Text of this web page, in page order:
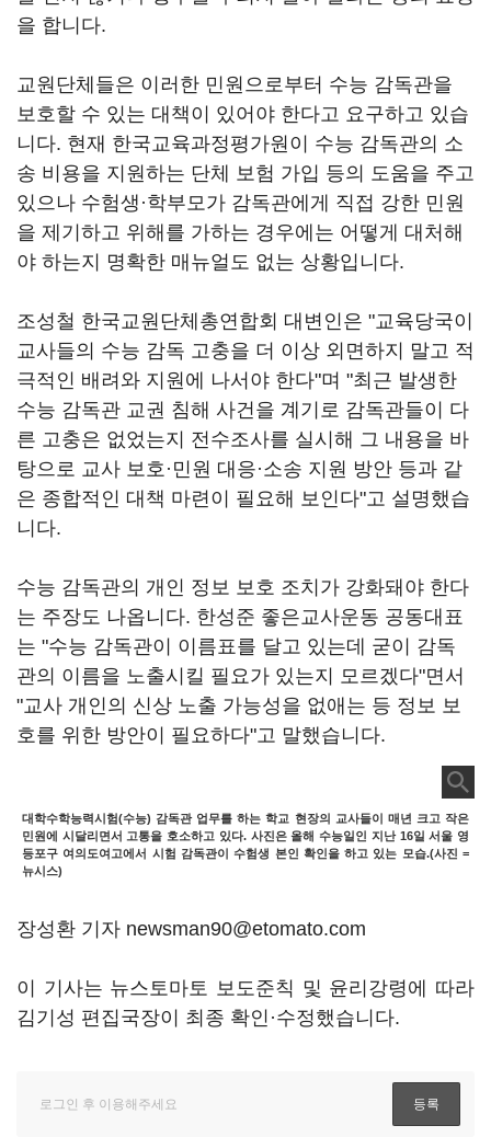
을 합니다.
교원단체들은 이러한 민원으로부터 수능 감독관을
보호할 수 있는 대책이 있어야 한다고 요구하고 있습
니다. 현재 한국교육과정평가원이 수능 감독관의 소
송 비용을 지원하는 단체 보험 가입 등의 도움을 주고
있으나 수험생·학부모가 감독관에게 직접 강한 민원
을 제기하고 위해를 가하는 경우에는 어떻게 대처해
야 하는지 명확한 매뉴얼도 없는 상황입니다.
조성철 한국교원단체총연합회 대변인은 "교육당국이
교사들의 수능 감독 고충을 더 이상 외면하지 말고 적
극적인 배려와 지원에 나서야 한다"며 "최근 발생한
수능 감독관 교권 침해 사건을 계기로 감독관들이 다
른 고충은 없었는지 전수조사를 실시해 그 내용을 바
탕으로 교사 보호·민원 대응·소송 지원 방안 등과 같
은 종합적인 대책 마련이 필요해 보인다"고 설명했습
니다.
수능 감독관의 개인 정보 보호 조치가 강화돼야 한다
는 주장도 나옵니다. 한성준 좋은교사운동 공동대표
는 "수능 감독관이 이름표를 달고 있는데 굳이 감독
관의 이름을 노출시킬 필요가 있는지 모르겠다"면서
"교사 개인의 신상 노출 가능성을 없애는 등 정보 보
호를 위한 방안이 필요하다"고 말했습니다.
대학수학능력시험(수능) 감독관 업무를 하는 학교 현장의 교사들이 매년 크고 작은
민원에 시달리면서 고통을 호소하고 있다. 사진은 올해 수능일인 지난 16일 서울 영
등포구 여의도여고에서 시험 감독관이 수험생 본인 확인을 하고 있는 모습.(사진 =
뉴시스)
장성환 기자 newsman90@etomato.com
이 기사는 뉴스토마토 보도준칙 및 윤리강령에 따라
김기성 편집국장이 최종 확인·수정했습니다.